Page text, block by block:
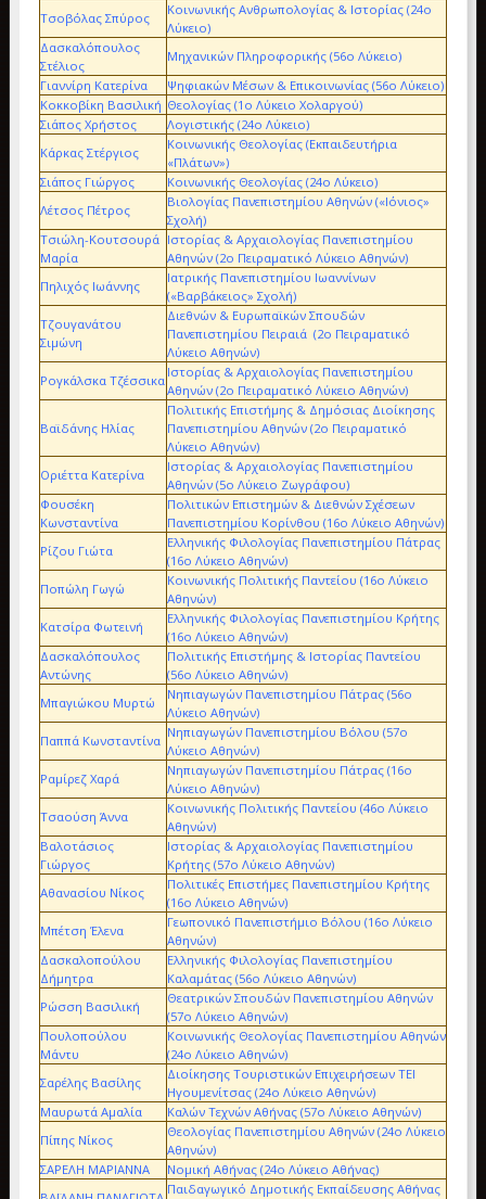
Τσοβόλας Σπύρος
Κοινωνικής Ανθρωπολογίας & Ιστορίας (24ο
Λύκειο)
Δασκαλόπουλος
Στέλιος
Μηχανικών Πληροφορικής (56ο Λύκειο)
Γιαννίρη Κατερίνα
Ψηφιακών Μέσων & Επικοινωνίας (56ο Λύκειο)
Κοκκοβίκη Βασιλική Θεολογίας (1ο Λύκειο Χολαργού)
Σιάπος Χρήστος
Λογιστικής (24ο Λύκειο)
Κάρκας Στέργιος
Κοινωνικής Θεολογίας (Εκπαιδευτήρια
«Πλάτων»)
Σιάπος Γιώργος
Κοινωνικής Θεολογίας (24ο Λύκειο)
Λέτσος Πέτρος
Βιολογίας Πανεπιστημίου Αθηνών («Ιόνιος»
Σχολή)
Τσιώλη-Κουτσουρά
Μαρία
Ιστορίας & Αρχαιολογίας Πανεπιστημίου
Αθηνών (2ο Πειραματικό Λύκειο Αθηνών)
Πηλιχός Ιωάννης
Ιατρικής Πανεπιστημίου Ιωαννίνων
(«Βαρβάκειος» Σχολή)
Τζουγανάτου
Σιμώνη
Διεθνών & Ευρωπαϊκών Σπουδών
Πανεπιστημίου Πειραιά (2ο Πειραματικό
Λύκειο Αθηνών)
Ρογκάλσκα Τζέσσικα
Ιστορίας & Αρχαιολογίας Πανεπιστημίου
Αθηνών (2ο Πειραματικό Λύκειο Αθηνών)
Βαϊδάνης Ηλίας
Πολιτικής Επιστήμης & Δημόσιας Διοίκησης
Πανεπιστημίου Αθηνών (2ο Πειραματικό
Λύκειο Αθηνών)
Οριέττα Κατερίνα
Ιστορίας & Αρχαιολογίας Πανεπιστημίου
Αθηνών (5ο Λύκειο Ζωγράφου)
Φουσέκη
Κωνσταντίνα
Πολιτικών Επιστημών & Διεθνών Σχέσεων
Πανεπιστημίου Κορίνθου (16ο Λύκειο Αθηνών)
Ρίζου Γιώτα
Ελληνικής Φιλολογίας Πανεπιστημίου Πάτρας
(16ο Λύκειο Αθηνών)
Ποπώλη Γωγώ
Κοινωνικής Πολιτικής Παντείου (16ο Λύκειο
Αθηνών)
Κατσίρα Φωτεινή
Ελληνικής Φιλολογίας Πανεπιστημίου Κρήτης
(16ο Λύκειο Αθηνών)
Δασκαλόπουλος
Αντώνης
Πολιτικής Επιστήμης & Ιστορίας Παντείου
(56ο Λύκειο Αθηνών)
Μπαγιώκου Μυρτώ
Νηπιαγωγών Πανεπιστημίου Πάτρας (56ο
Λύκειο Αθηνών)
Παππά Κωνσταντίνα
Νηπιαγωγών Πανεπιστημίου Βόλου (57ο
Λύκειο Αθηνών)
Ραμίρεζ Χαρά
Νηπιαγωγών Πανεπιστημίου Πάτρας (16ο
Λύκειο Αθηνών)
Τσαούση Άννα
Κοινωνικής Πολιτικής Παντείου (46ο Λύκειο
Αθηνών)
Βαλοτάσιος
Γιώργος
Ιστορίας & Αρχαιολογίας Πανεπιστημίου
Κρήτης (57ο Λύκειο Αθηνών)
Αθανασίου Νίκος
Πολιτικές Επιστήμες Πανεπιστημίου Κρήτης
(16ο Λύκειο Αθηνών)
Μπέτση Έλενα
Γεωπονικό Πανεπιστήμιο Βόλου (16ο Λύκειο
Αθηνών)
Δασκαλοπούλου
Δήμητρα
Ελληνικής Φιλολογίας Πανεπιστημίου
Καλαμάτας (56ο Λύκειο Αθηνών)
Ρώσση Βασιλική
Θεατρικών Σπουδών Πανεπιστημίου Αθηνών
(57ο Λύκειο Αθηνών)
Πουλοπούλου
Μάντυ
Κοινωνικής Θεολογίας Πανεπιστημίου Αθηνών
(24ο Λύκειο Αθηνών)
Σαρέλης Βασίλης
Διοίκησης Τουριστικών Επιχειρήσεων ΤΕΙ
Ηγουμενίτσας (24ο Λύκειο Αθηνών)
Μαυρωτά Αμαλία
Καλών Τεχνών Αθήνας (57ο Λύκειο Αθηνών)
Πίπης Νίκος
Θεολογίας Πανεπιστημίου Αθηνών (24ο Λύκειο
Αθηνών)
ΣΑΡΕΛΗ ΜΑΡΙΑΝΝΑ
Νομική Αθήνας (24ο Λύκειο Αθήνας)
Παιδαγωγικό Δημοτικής Εκπαίδευσης Αθήνας